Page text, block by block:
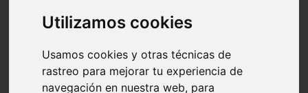
Utilizamos cookies
Usamos cookies y otras técnicas de
rastreo para mejorar tu experiencia de
navegación en nuestra web, para
salud
tenencia responsable
mantenimiento
aves